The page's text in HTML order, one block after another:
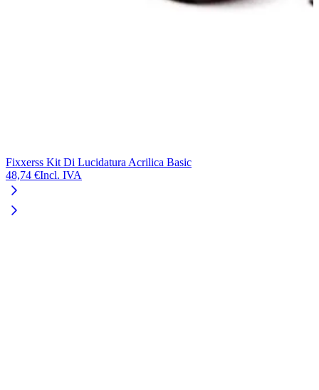
Fixxerss Kit Di Lucidatura Acrilica Basic
48,74 €Incl. IVA